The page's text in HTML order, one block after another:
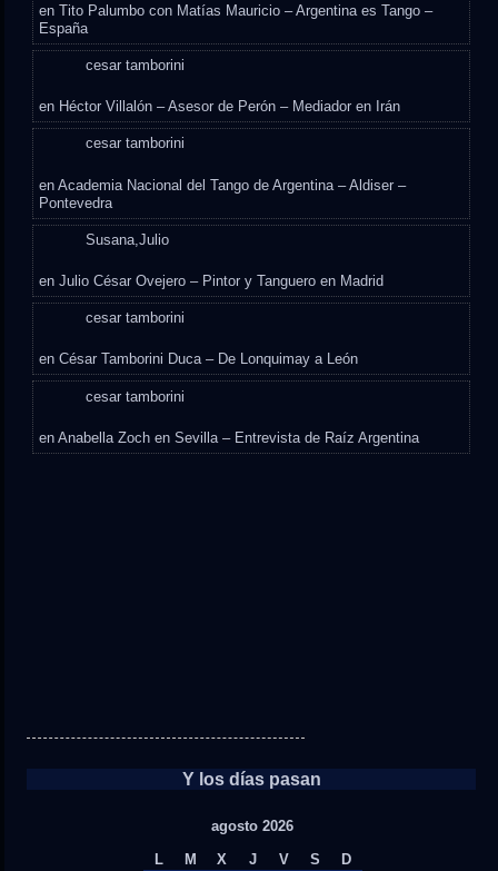
enTito Palumbo con Matías Mauricio – Argentina es Tango –
España
cesar tamborini
en Héctor Villalón – Asesor de Perón – Mediador en Irán
cesar tamborini
enAcademia Nacional del Tango de Argentina – Aldiser –
Pontevedra
Susana,Julio
enJulio César Ovejero – Pintor y Tanguero en Madrid
cesar tamborini
enCésar Tamborini Duca – De Lonquimay a León
cesar tamborini
enAnabella Zoch en Sevilla – Entrevista de Raíz Argentina
Y los días pasan
agosto 2026
L
M X J V S
D